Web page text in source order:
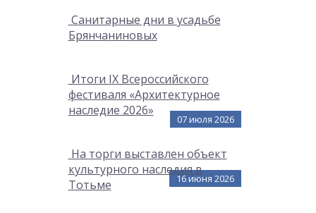
07 июля 2026
Cанитарные дни в усадьбе
Брянчаниновых
16 июня 2026
Итоги IX Всероссийского
фестиваля «Архитектурное
наследие 2026»
На торги выставлен объект
культурного наследия в
Тотьме